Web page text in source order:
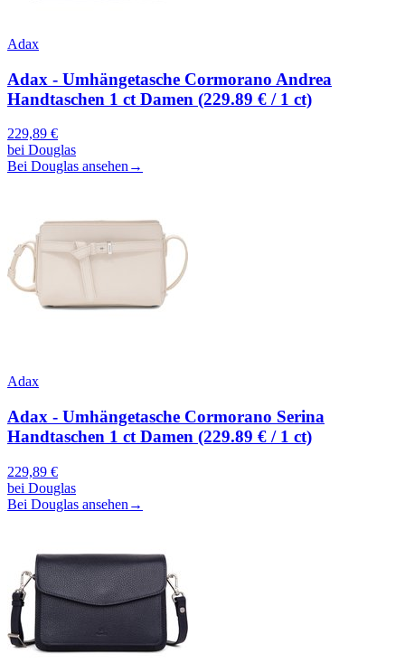
Adax
Adax - Umhängetasche Cormorano Andrea
Handtaschen 1 ct Damen (229.89 € / 1 ct)
229,89 €
bei Douglas
Bei Douglas ansehen →
Adax
Adax - Umhängetasche Cormorano Serina
Handtaschen 1 ct Damen (229.89 € / 1 ct)
229,89 €
bei Douglas
Bei Douglas ansehen →